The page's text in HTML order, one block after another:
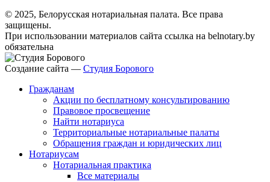
© 2025, Белорусская нотариальная палата. Все права
защищены.
При использовании материалов сайта ссылка на belnotary.by
обязательна
Создание сайта — Студия Борового
Гражданам
Акции по бесплатному консультированию
Правовое просвещение
Найти нотариуса
Территориальные нотариальные палаты
Обращения граждан и юридических лиц
Нотариусам
Нотариальная практика
Все материалы